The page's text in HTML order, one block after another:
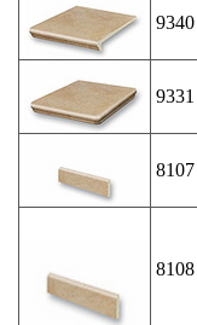
9340
9331
8107
8108